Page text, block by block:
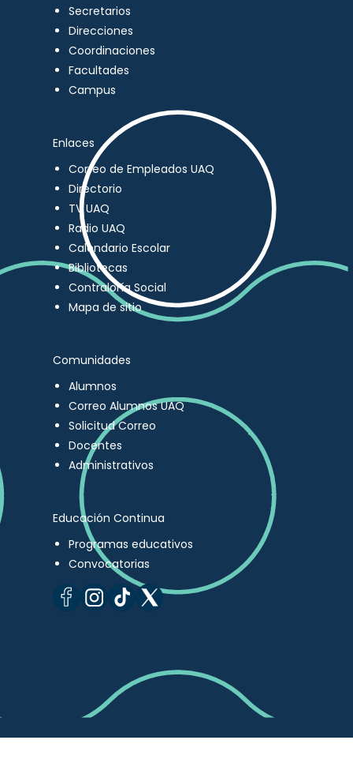
Secretarios
Direcciones
Coordinaciones
Facultades
Campus
Enlaces
Correo de Empleados UAQ
Directorio
TV UAQ
Radio UAQ
Calendario Escolar
Bibliotecas
Contraloría Social
Mapa de sitio
Comunidades
Alumnos
Correo Alumnos UAQ
Solicitud Correo
Docentes
Administrativos
Educación Continua
Programas educativos
Convocatorias